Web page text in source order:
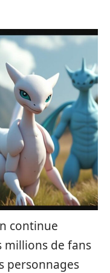
continue
millions de fans
personnages